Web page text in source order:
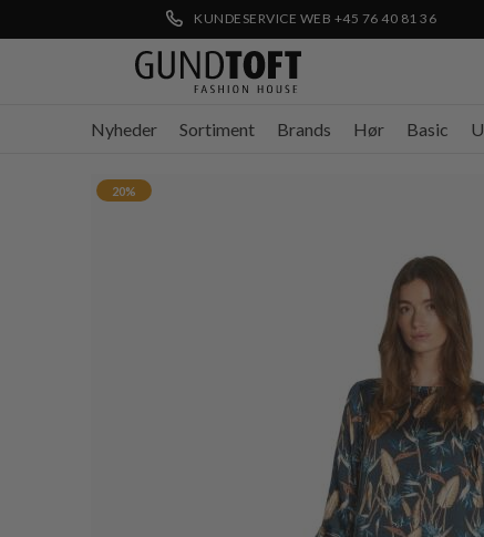
KUNDESERVICE WEB +45 76 40 81 36
Nyheder Sortiment Brands Hør Basic
20%